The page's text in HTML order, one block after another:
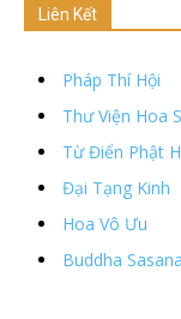
Liên Kết
Pháp Thí Hội
Thư Viện Hoa
Từ Điển Phật
Đại Tạng Kinh
Hoa Vô Ưu
Buddha Sasana